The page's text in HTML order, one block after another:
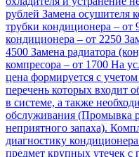
рублей Замена осушителя
трубки кондиционера – от
кондиционера – от 2250
4500 Замена радиатора
компресора – от 1700 На
цена формируется с
перечень которых входит
в системе, а также
обслуживания (Промывка
неприятного запаха).
диагностику
предмет крупных утечек